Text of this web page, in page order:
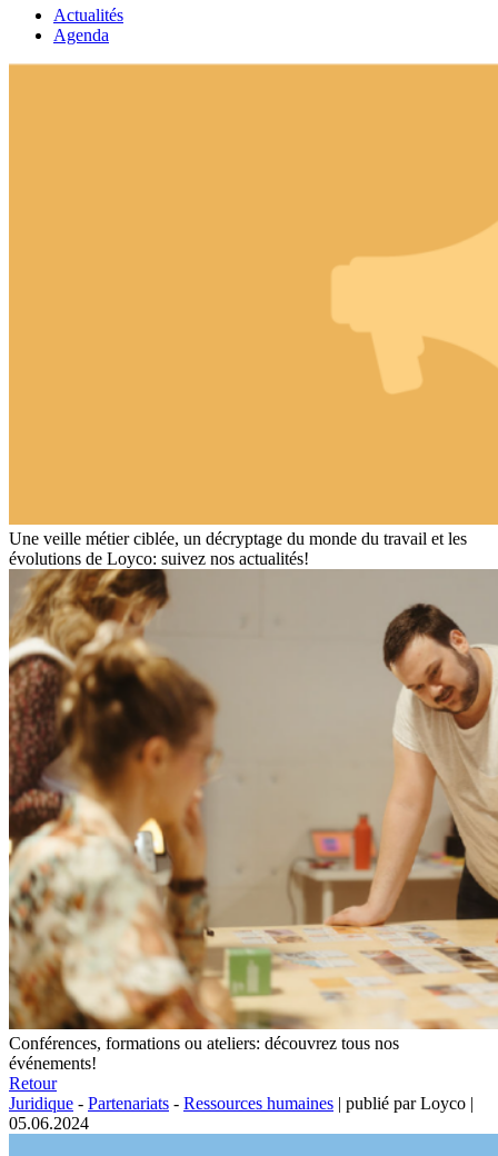
Actualités
Agenda
Une veille métier ciblée, un décryptage du monde du travail et les
évolutions de Loyco: suivez nos actualités!
Conférences, formations ou ateliers: découvrez tous nos
événements!
Retour
Juridique - Partenariats - Ressources humaines | publié par Loyco |
05.06.2024